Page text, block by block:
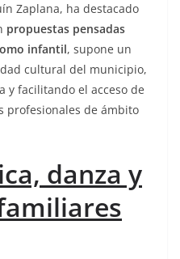
Zaplana, ha destacado
propuestas pensadas
infantil, supone un
cultural del municipio,
y facilitando el acceso de
profesionales de ámbito
danza y